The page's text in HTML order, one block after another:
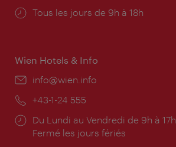
Horaires
Tous les jours de 9h à 18h
Wien Hotels & Info
E-
info@wien.info
Téléphone:
+43-1-24 555
Horaires
d'ouverture:
Du Lundi au Vendredi de 9h à 17h
Fermé les jours fériés